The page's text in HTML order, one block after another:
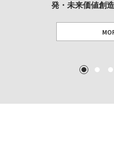
発・未来価値創
作家」となるこ展
1 2 3